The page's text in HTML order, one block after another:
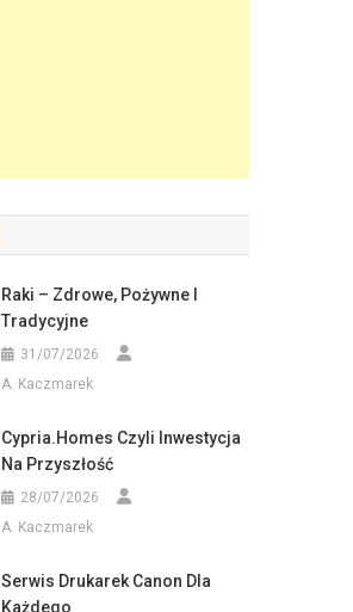
Raki – Zdrowe, Pożywne I
Tradycyjne
31/07/2026
A. Kaczmarek
Cypria.homes Czyli Inwestycja
Na Przyszłość
28/07/2026
A. Kaczmarek
Serwis Drukarek Canon Dla
Każdego